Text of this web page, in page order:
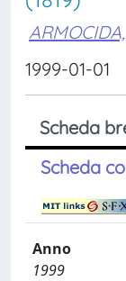
1999-01-01
Scheda
Scheda
Anno
1999